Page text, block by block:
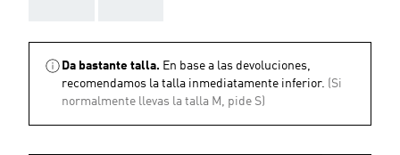
Da bastante talla. En base a las devoluciones,
recomendamos la talla inmediatamente inferior. (Si
normalmente llevas la talla M, pide S)